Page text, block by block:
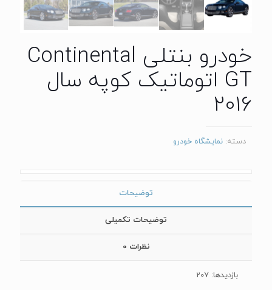
خودرو بنتلی Continental
GT اتوماتیک کوپه سال
2016
دسته: نمایشگاه خودرو
توضیحات
توضیحات تکمیلی
نظرات 0
بازدیدها: 207